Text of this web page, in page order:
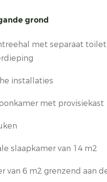
grond
met separaat
installaties
met provisiekast
slaapkamer van 14 m2
van 6 m2 grenzend aan